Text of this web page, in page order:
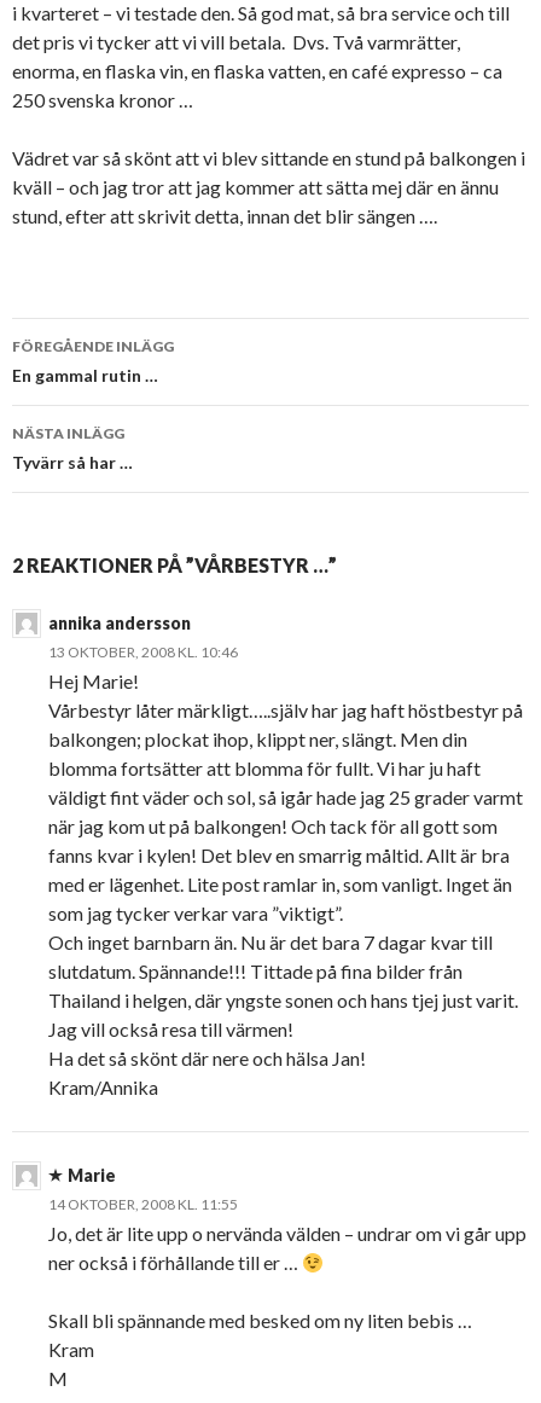
i kvarteret – vi testade den. Så god mat, så bra service och till
det pris vi tycker att vi vill betala. Dvs. Två varmrätter,
enorma, en flaska vin, en flaska vatten, en café expresso – ca
250 svenska kronor …
Vädret var så skönt att vi blev sittande en stund på balkongen i
kväll – och jag tror att jag kommer att sätta mej där en ännu
stund, efter att skrivit detta, innan det blir sängen ….
Inläggsnavigering
FÖREGÅENDE INLÄGG
En gammal rutin …
NÄSTA INLÄGG
Tyvärr så har …
2 REAKTIONER PÅ ”VÅRBESTYR …”
annika andersson
13 OKTOBER, 2008 KL. 10:46
Hej Marie!
Vårbestyr låter märkligt…..själv har jag haft höstbestyr på
balkongen; plockat ihop, klippt ner, slängt. Men din
blomma fortsätter att blomma för fullt. Vi har ju haft
väldigt fint väder och sol, så igår hade jag 25 grader varmt
när jag kom ut på balkongen! Och tack för all gott som
fanns kvar i kylen! Det blev en smarrig måltid. Allt är bra
med er lägenhet. Lite post ramlar in, som vanligt. Inget än
som jag tycker verkar vara ”viktigt”.
Och inget barnbarn än. Nu är det bara 7 dagar kvar till
slutdatum. Spännande!!! Tittade på fina bilder från
Thailand i helgen, där yngste sonen och hans tjej just varit.
Jag vill också resa till värmen!
Ha det så skönt där nere och hälsa Jan!
Kram/Annika
Marie
14 OKTOBER, 2008 KL. 11:55
Jo, det är lite upp o nervända välden – undrar om vi går upp
ner också i förhållande till er …
Skall bli spännande med besked om ny liten bebis …
Kram
M